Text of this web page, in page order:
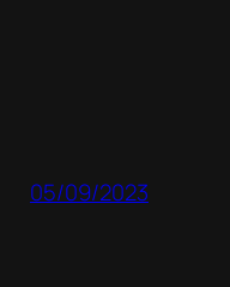
05/09/2023